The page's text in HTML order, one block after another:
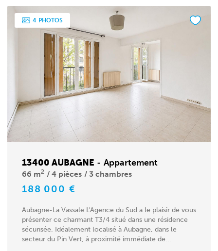
4 PHOTOS
13400 AUBAGNE - Appartement
66 m2 4 pièces 3 chambres
188 000 €
Aubagne-La Vassale L'Agence du Sud a le plaisir de vous
présenter ce charmant T3/4 situé dans une résidence
sécurisée. Idéalement localisé à Aubagne, dans le
secteur du Pin Vert, à proximité immédiate de...